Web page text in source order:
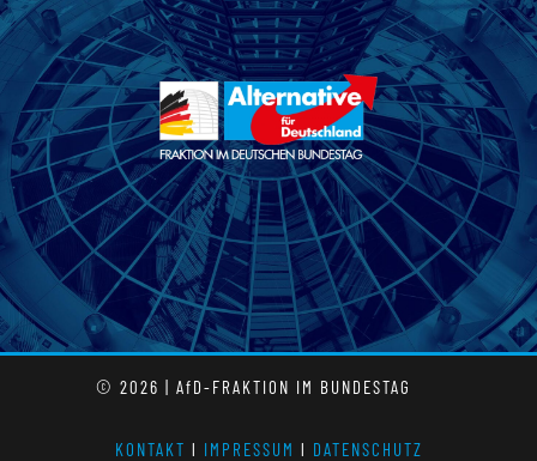
© 2026 | AfD-FRAKTION IM BUNDESTAG
KONTAKT l IMPRESSUM l DATENSCHUTZ